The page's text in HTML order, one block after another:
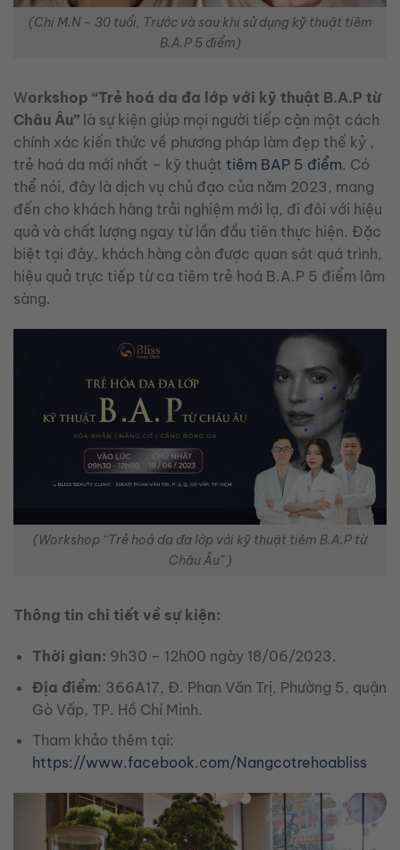
(Chi M.N – 30 tuổi, Trước và sau khi sử dụng kỹ thuật tiêm
B.A.P 5 điểm)
Workshop “Trẻ hoá da đa lớp với kỹ thuật B.A.P từ
Châu Âu” là sự kiện giúp mọi người tiếp cận một cách
chính xác kiến thức về phương pháp làm đẹp thế kỷ ,
trẻ hoá da mới nhất – kỹ thuật tiêm BAP 5 điểm. Có
thể nói, đây là dịch vụ chủ đạo của năm 2023, mang
đến cho khách hàng trải nghiệm mới lạ, đi đôi với hiệu
quả và chất lượng ngay từ lần đầu tiên thực hiện. Đặc
biệt tại đây, khách hàng còn được quan sát quá trình,
hiệu quả trực tiếp từ ca tiêm trẻ hoá B.A.P 5 điểm lâm
sàng.
(Workshop “Trẻ hoá da đa lớp với kỹ thuật tiêm B.A.P từ
Châu Âu” )
Thông tin chi tiết về sự kiện:
Thời gian: 9h30 – 12h00 ngày 18/06/2023.
Địa điểm: 366A17, Đ. Phan Văn Trị, Phường 5, quận
Gò Vấp, TP. Hồ Chí Minh.
Tham khảo thêm tại:
https://www.facebook.com/Nangcotrehoabliss